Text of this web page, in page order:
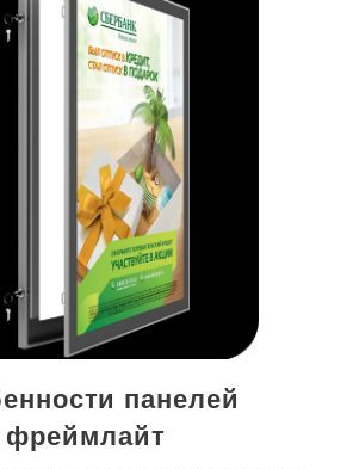
панелей
фреймлайт